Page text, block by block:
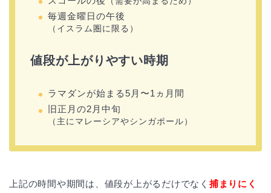
毎週金曜日の午後
（イスラム圏に限る）
値段が上がりやすい時期
ラマダンが始まる5月〜1ヵ月間
旧正月の2月中旬
（主にマレーシアやシンガポール）
上記の時間や期間は、値段が上がるだけでなく 捕まりにく